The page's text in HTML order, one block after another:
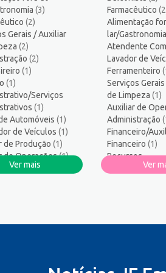
de Educação Infantil
1
1
1
Humanos/Pessoal
3
do Trabalho
2
Diversos
1
técnico de TI
1
Informática
1
(3)
(2)
Gerais / Auxiliar
(2)
(2)
(1)
(1)
Serviços
(1)
Automóveis (1)
de Veículos (1)
de Produção (1)
de Operações(1)
Ver mais
Farmacêutico
Alimentação
lar/Gastronomia
Atendente
Lavador de
Ferramenteiro
Serviços
de Limpeza (1)
Auxiliar de
Administração
Financeiro/
Financeiro (1)
Recursos
Humanos/Ver